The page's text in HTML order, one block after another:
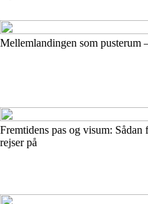
Mellemlandingen som
Fremtidens pas og visum:
rejser på